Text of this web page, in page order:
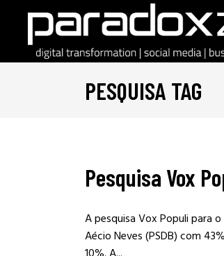
PESQUISA TAG
Pesquisa Vox
A pesquisa Vox Populi para
Aécio Neves (PSDB) com